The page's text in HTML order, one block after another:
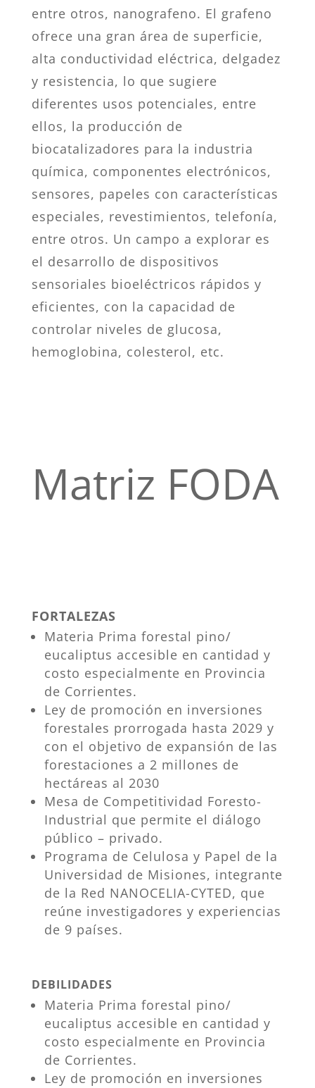
entre otros, nanografeno. El grafeno
ofrece una gran área de superficie,
alta conductividad eléctrica, delgadez
y resistencia, lo que sugiere
diferentes usos potenciales, entre
ellos, la producción de
biocatalizadores para la industria
química, componentes electrónicos,
sensores, papeles con características
especiales, revestimientos, telefonía,
entre otros. Un campo a explorar es
el desarrollo de dispositivos
sensoriales bioeléctricos rápidos y
eficientes, con la capacidad de
controlar niveles de glucosa,
hemoglobina, colesterol, etc.
Matriz FODA
FORTALEZAS
Materia Prima forestal pino/
eucaliptus accesible en cantidad y
costo especialmente en Provincia
de Corrientes.
Ley de promoción en inversiones
forestales prorrogada hasta 2029 y
con el objetivo de expansión de las
forestaciones a 2 millones de
hectáreas al 2030
Mesa de Competitividad Foresto-
Industrial que permite el diálogo
público – privado.
Programa de Celulosa y Papel de la
Universidad de Misiones, integrante
de la Red NANOCELIA-CYTED, que
reúne investigadores y experiencias
de 9 países.
DEBILIDADES
Materia Prima forestal pino/
eucaliptus accesible en cantidad y
costo especialmente en Provincia
de Corrientes.
Ley de promoción en inversiones